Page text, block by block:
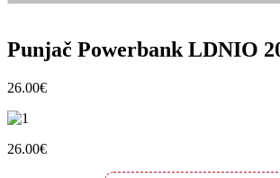
Punjač Powerbank LDNIO
26.00€
26.00€